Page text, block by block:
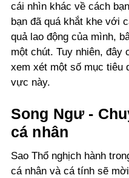
cái nhìn khác về cách
bạn đã quá khắt khe với
quả lao động của mình,
một chút. Tuy nhiên, đây
xem xét một số mục tiêu
vực này.
Song Ngư -
cá nhân
Sao Thổ nghịch hành
cá nhân và cá tính sẽ